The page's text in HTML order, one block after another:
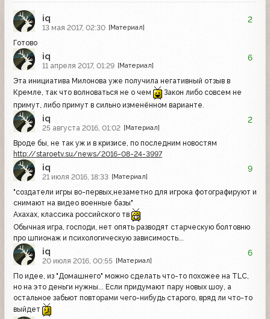
iq
13 мая 2017, 02:30 [Материал]
2
Готово
iq
11 апреля 2017, 01:29 [Материал]
6
Эта инициатива Милонова уже получила негативный отзыв в
Кремле, так что волноваться не о чем
Закон либо совсем не
примут, либо примут в сильно изменённом варианте.
iq
25 августа 2016, 01:02 [Материал]
2
Вроде бы, не так уж и в кризисе, по последним новостям
http://staroetv.su/news/2016-08-24-3997
iq
21 июля 2016, 18:33 [Материал]
9
"создатели игры во-первых,незаметно для игрока фотографируют и
снимают на видео военные базы"
Ахахах, классика российского тв
Обычная игра, господи, нет опять разводят старческую болтовню
про шпионаж и психологическую зависимость...
iq
20 июля 2016, 00:55 [Материал]
6
По идее, из "Домашнего" можно сделать что-то похожее на TLC,
но на это деньги нужны... Если придумают пару новых шоу, а
остальное забьют повторами чего-нибудь старого, вряд ли что-то
выйдет